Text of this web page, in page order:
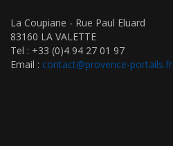
La Coupiane - Rue Paul Eluard
83160 LA VALETTE
Tel : +33 (0)4 94 27 01 97
Email : contact@provence-portails.fr